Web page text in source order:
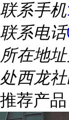
联系手机
联系电话
所在地址
处西龙
推荐产品